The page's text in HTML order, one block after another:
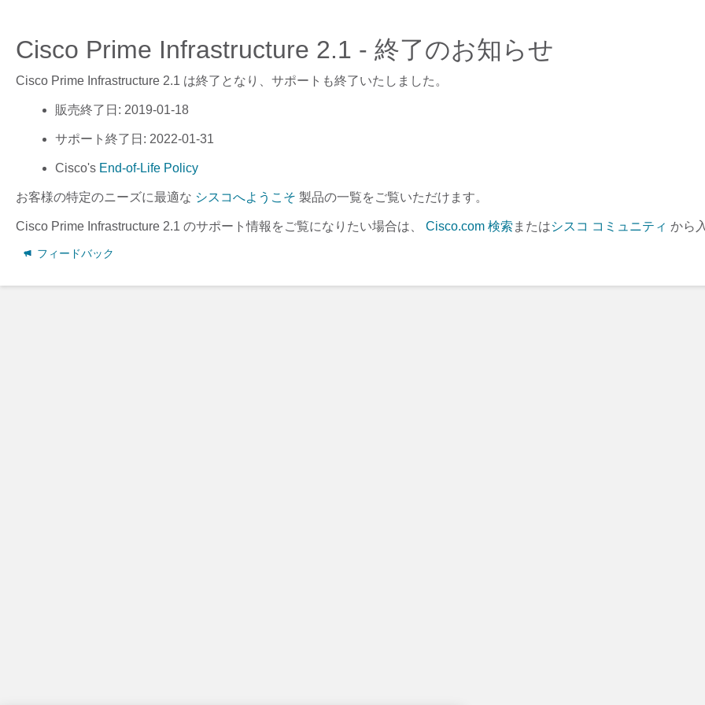
Cisco Prime Infrastructure 2.1 - 終了のお知らせ
Cisco Prime Infrastructure 2.1 は終了となり、サポートも終了いたしました。
販売終了日 : 2019-01-18
サポート終了日 : 2022-01-31
Cisco's End-of-Life Policy
お客様の特定のニーズに最適な シスコへようこそ 製品の一覧をご覧いただけます。
Cisco Prime Infrastructure 2.1 のサポート情報をご覧になりたい場合は、 Cisco.com 検索 またはシスコ コミュニティ から
フィードバック